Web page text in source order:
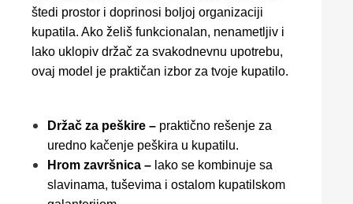
štedi prostor i doprinosi boljoj organizaciji
kupatila. Ako želiš funkcionalan, nenametljiv i
lako uklopiv držač za svakodnevnu upotrebu,
ovaj model je praktičan izbor za tvoje kupatilo.
Držač za peškire – praktično rešenje za
uredno kačenje peškira u kupatilu.
Hrom završnica – lako se kombinuje sa
slavinama, tuševima i ostalom kupatilskom